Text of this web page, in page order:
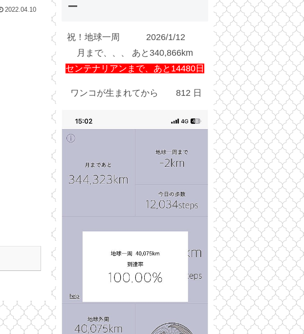
2022.04.10
ー
祝！地球一周 2026/1/12
月まで、、、 あと340,866km
センテナリアンまで、あと14480日
ワンコが生まれてから 812 日